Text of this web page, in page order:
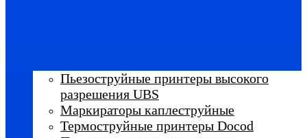
Пьезоструйные принтеры высокого
разрешения UBS
Маркираторы каплеструйные
Термоструйные принтеры Docod